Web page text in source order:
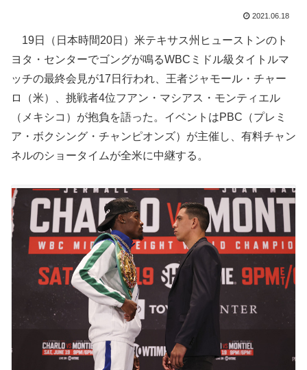
2021.06.18
19日（日本時間20日）米テキサス州ヒューストンのト
ヨタ・センターでゴングが鳴るWBCミドル級タイトルマ
ッチの最終会見が17日行われ、王者ジャモール・チャー
ロ（米）、挑戦者4位フアン・マシアス・モンティエル
（メキシコ）が抱負を語った。イベントはPBC（プレミ
ア・ボクシング・チャンピオンズ）が主催し、有料チャン
ネルのショータイムが全米に中継する。